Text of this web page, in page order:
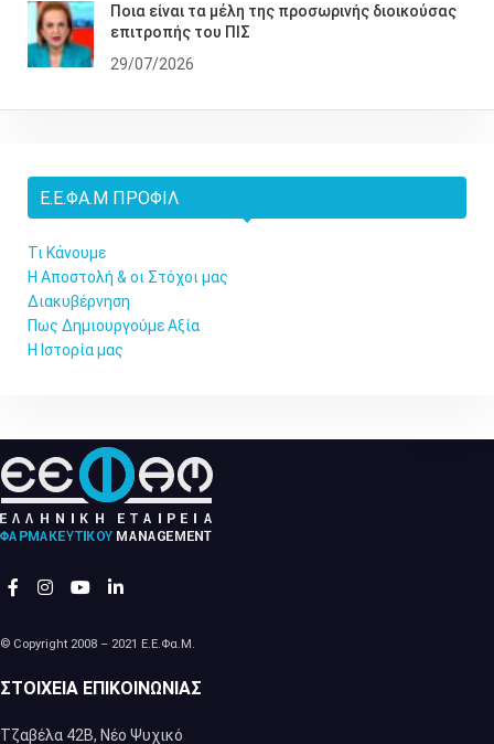
Ποια είναι τα μέλη της προσωρινής διοικούσας
επιτροπής του ΠΙΣ
29/07/2026
Ε.Ε.ΦΑ.Μ ΠΡΟΦΊΛ
Τι Κάνουμε
Η Αποστολή & οι Στόχοι μας
Διακυβέρνηση
Πως Δημιουργούμε Αξία
Η Ιστορία μας
© Copyright 2008 – 2021 Ε.Ε.Φα.Μ.
ΣΤΟΙΧΕΊΑ ΕΠΙΚΟΙΝΩΝΊΑΣ
Τζαβέλα 42Β, Νέο Ψυχικό